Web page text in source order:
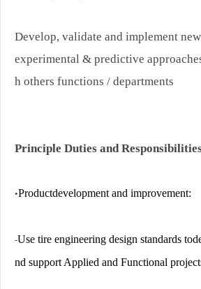
Develop, validate and implement
experimental & predictive
h others functions / departments
Principle Duties and
•Productdevelopment and improvement:
-Use tire engineering design standards
nd support Applied and Functional